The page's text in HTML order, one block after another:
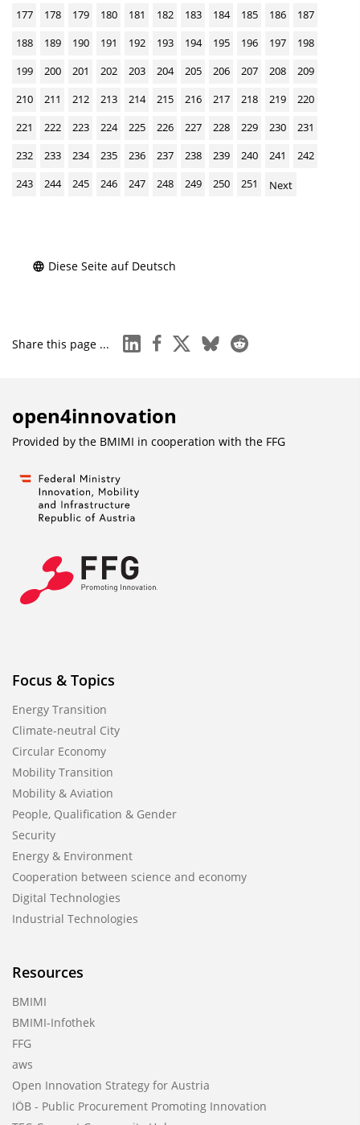
177
178 179 180 181 182 183 184 185 186
187
188
189 190 191 192 193 194 195 196 197
198
199
200 201 202 203 204 205 206 207 208
209
210
211 212 213 214 215 216 217 218 219
220
221
222 223 224 225 226 227 228 229 230
231
232
233 234 235 236 237 238 239 240 241
242
243
244 245 246 247 248 249 250 251 Next
Diese Seite auf Deutsch
Share this page ... linkedinfacebook
x blueskyreddit
open4innovation
Provided by the BMIMI in cooperation with the FFG
Focus & Topics
Energy Transition
Climate-neutral City
Circular Economy
Mobility Transition
Mobility & Aviation
People, Qualification & Gender
Security
Energy & Environment
Cooperation between science and economy
Digital Technologies
Industrial Technologies
Resources
BMIMI
BMIMI-Infothek
FFG
aws
Open Innovation Strategy for Austria
IÖB - Public Procurement Promoting Innovation